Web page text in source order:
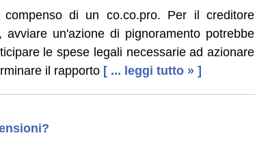
di un co.co.pro. Per il creditore
un'azione di pignoramento potrebbe
le spese legali necessarie ad azionare
il rapporto [ ... leggi tutto » ]